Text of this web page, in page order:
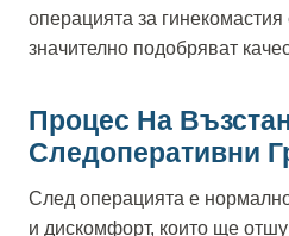
операцията за
значително подобряват
Процес На
Следоперативни
След операцията е
и дискомфорт, които ще